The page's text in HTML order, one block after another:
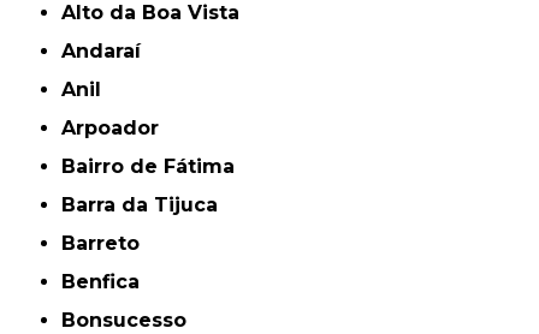
Alto da Boa Vista
Andaraí
Anil
Arpoador
Bairro de Fátima
Barra da Tijuca
Barreto
Benfica
Bonsucesso